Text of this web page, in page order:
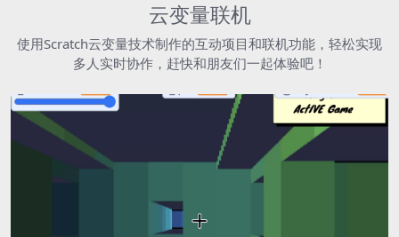
云变量联机
使用Scratch云变量技术制作的互动项目和联机功能，轻松实现
多人实时协作，赶快和朋友们一起体验吧！